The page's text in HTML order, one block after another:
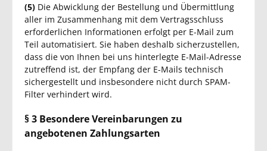
(5) Die Abwicklung der Bestellung und Übermittlung
aller im Zusammenhang mit dem Vertragsschluss
erforderlichen Informationen erfolgt per E-Mail zum
Teil automatisiert. Sie haben deshalb sicherzustellen,
dass die von Ihnen bei uns hinterlegte E-Mail-Adresse
zutreffend ist, der Empfang der E-Mails technisch
sichergestellt und insbesondere nicht durch SPAM-
Filter verhindert wird.
§ 3 Besondere Vereinbarungen zu
angebotenen Zahlungsarten